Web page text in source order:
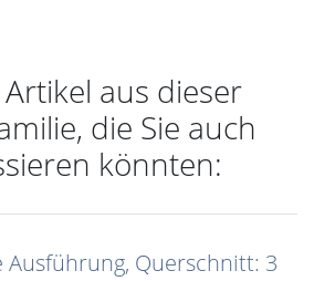
aus dieser
die Sie auch
könnten:
Ausführung, Querschnitt: 3